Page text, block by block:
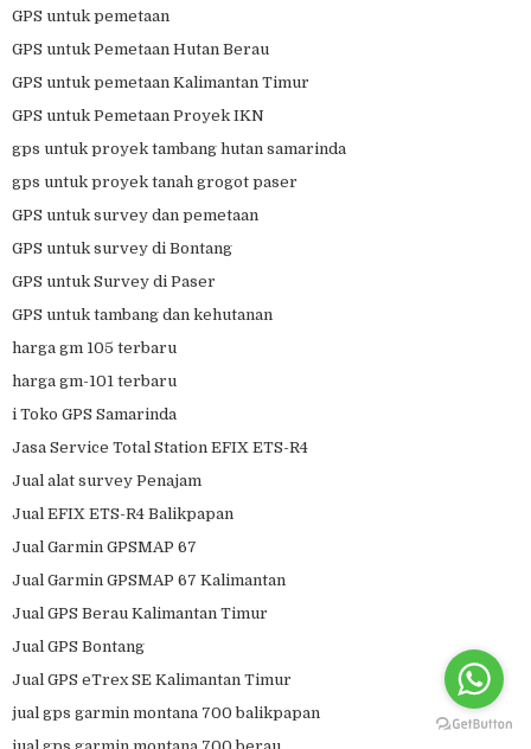
GPS untuk pemetaan
GPS untuk Pemetaan Hutan Berau
GPS untuk pemetaan Kalimantan Timur
GPS untuk Pemetaan Proyek IKN
gps untuk proyek tambang hutan samarinda
gps untuk proyek tanah grogot paser
GPS untuk survey dan pemetaan
GPS untuk survey di Bontang
GPS untuk Survey di Paser
GPS untuk tambang dan kehutanan
harga gm 105 terbaru
harga gm-101 terbaru
i Toko GPS Samarinda
Jasa Service Total Station EFIX ETS-R4
Jual alat survey Penajam
Jual EFIX ETS-R4 Balikpapan
Jual Garmin GPSMAP 67
Jual Garmin GPSMAP 67 Kalimantan
Jual GPS Berau Kalimantan Timur
Jual GPS Bontang
Jual GPS eTrex SE Kalimantan Timur
jual gps garmin montana 700 balikpapan